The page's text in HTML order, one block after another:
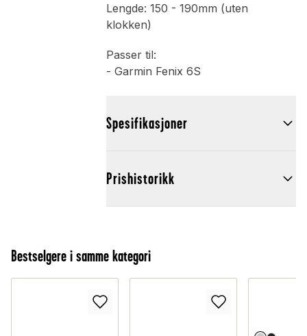
Lengde: 150 - 190mm (uten
klokken)
Passer til:
- Garmin Fenix 6S
Spesifikasjoner
Prishistorikk
Bestselgere i samme kategori